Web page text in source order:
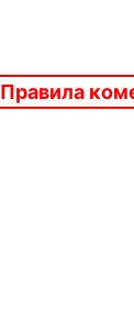
Правила